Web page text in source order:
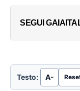
SEGUI
Testo: A-